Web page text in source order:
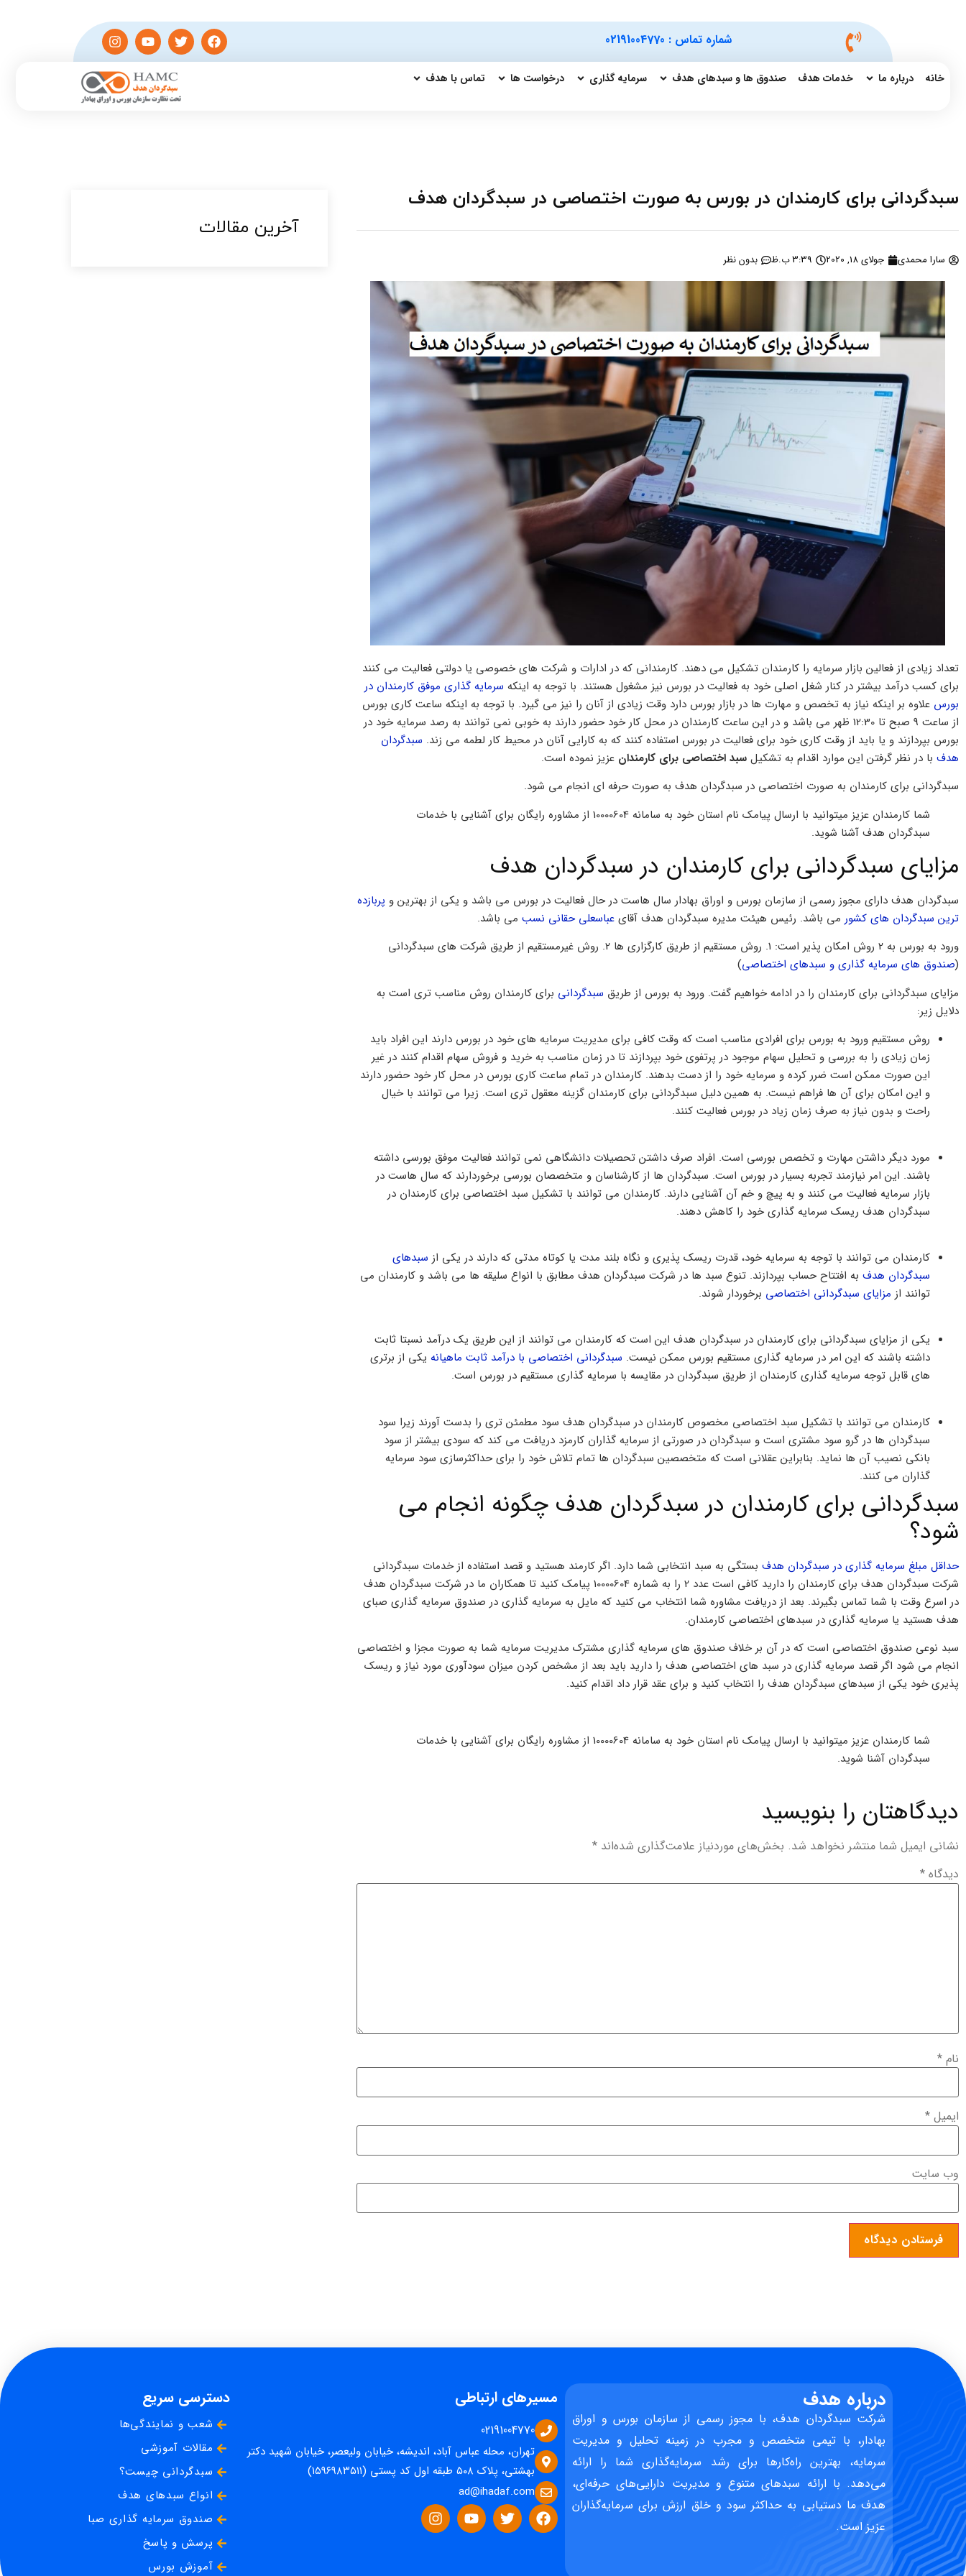
شماره تماس : 02191004770
خانه درباره ما خدمات هدف صندوق ها و سبدهای هدف سرمایه گذاری درخواست ها تماس با هدف
سبدگردانی برای کارمندان در بورس به صورت اختصاصی در سبدگردان هدف
سارا محمدی جولای 18, 2020 3:39 ب.ظ بدون نظر
تعداد زیادی از فعالین بازار سرمایه را کارمندان تشکیل می دهند. کارمندانی که در ادارات و شرکت های خصوصی یا دولتی فعالیت می کنند
برای کسب درآمد بیشتر در کنار شغل اصلی خود به فعالیت در بورس نیز مشغول هستند. با توجه به اینکه سرمایه گذاری موفق کارمندان در
بورس علاوه بر اینکه نیاز به تخصص و مهارت ها در بازار بورس دارد وقت زیادی از آنان را نیز می گیرد. با توجه به اینکه ساعت کاری بورس
از ساعت 9 صبح تا 12:30 ظهر می باشد و در این ساعت کارمندان در محل کار خود حضور دارند به خوبی نمی توانند به رصد سرمایه خود در
بورس بپردازند و یا باید از وقت کاری خود برای فعالیت در بورس استفاده کنند که به کارایی آنان در محیط کار لطمه می زند. سبدگردان
هدف با در نظر گرفتن این موارد اقدام به تشکیل سبد اختصاصی برای کارمندان عزیز نموده است.
سبدگردانی برای کارمندان به صورت اختصاصی در سبدگردان هدف به صورت حرفه ای انجام می شود.
شما کارمندان عزیز میتوانید با ارسال پیامک نام استان خود به سامانه 10000604 از مشاوره رایگان برای آشنایی با خدمات
سبدگردان هدف آشنا شوید.
مزایای سبدگردانی برای کارمندان در سبدگردان هدف
سبدگردان هدف دارای مجوز رسمی از سازمان بورس و اوراق بهادار سال هاست در حال فعالیت در بورس می باشد و یکی از بهترین و پربازده
ترین سبدگردان های کشور می باشد. رئیس هیئت مدیره سبدگردان هدف آقای عباسعلی حقانی نسب می باشد.
ورود به بورس به 2 روش امکان پذیر است: 1. روش مستقیم از طریق کارگزاری ها 2. روش غیرمستقیم از طریق شرکت های سبدگردانی
(صندوق های سرمایه گذاری و سبدهای اختصاصی)
مزایای سبدگردانی برای کارمندان را در ادامه خواهیم گفت. ورود به بورس از طریق سبدگردانی برای کارمندان روش مناسب تری است به
دلایل زیر:
روش مستقیم ورود به بورس برای افرادی مناسب است که وقت کافی برای مدیریت سرمایه های خود در بورس دارند این افراد باید
زمان زیادی را به بررسی و تحلیل سهام موجود در پرتفوی خود بپردازند تا در زمان مناسب به خرید و فروش سهام اقدام کنند در غیر
این صورت ممکن است ضرر کرده و سرمایه خود را از دست بدهند. کارمندان در تمام ساعت کاری بورس در محل کار خود حضور دارند
و این امکان برای آن ها فراهم نیست. به همین دلیل سبدگردانی برای کارمندان گزینه معقول تری است. زیرا می توانند با خیال
راحت و بدون نیاز به صرف زمان زیاد در بورس فعالیت کنند.
مورد دیگر داشتن مهارت و تخصص بورسی است. افراد صرف داشتن تحصیلات دانشگاهی نمی توانند فعالیت موفق بورسی داشته
باشند. این امر نیازمند تجربه بسیار در بورس است. سبدگردان ها از کارشناسان و متخصصان بورسی برخوردارند که سال هاست در
بازار سرمایه فعالیت می کنند و به پیچ و خم آن آشنایی دارند. کارمندان می توانند با تشکیل سبد اختصاصی برای کارمندان در
سبدگردان هدف ریسک سرمایه گذاری خود را کاهش دهند.
کارمندان می توانند با توجه به سرمایه خود، قدرت ریسک پذیری و نگاه بلند مدت یا کوتاه مدتی که دارند در یکی از سبدهای
سبدگردان هدف به افتتاح حساب بپردازند. تنوع سبد ها در شرکت سبدگردان هدف مطابق با انواع سلیقه ها می باشد و کارمندان می
توانند از مزایای سبدگردانی اختصاصی برخوردار شوند.
یکی از مزایای سبدگردانی برای کارمندان در سبدگردان هدف این است که کارمندان می توانند از این طریق یک درآمد نسبتا ثابت
داشته باشند که این امر در سرمایه گذاری مستقیم بورس ممکن نیست. سبدگردانی اختصاصی با درآمد ثابت ماهیانه یکی از برتری
های قابل توجه سرمایه گذاری کارمندان از طریق سبدگردان در مقایسه با سرمایه گذاری مستقیم در بورس است.
کارمندان می توانند با تشکیل سبد اختصاصی مخصوص کارمندان در سبدگردان هدف سود مطمئن تری را بدست آورند زیرا سود
سبدگردان ها در گرو سود مشتری است و سبدگردان در صورتی از سرمایه گذاران کارمزد دریافت می کند که سودی بیشتر از سود
بانکی نصیب آن ها نماید. بنابراین عقلانی است که متخصصین سبدگردان ها تمام تلاش خود را برای حداکثرسازی سود سرمایه
گذاران می کنند.
سبدگردانی برای کارمندان در سبدگردان هدف چگونه انجام می
شود؟
حداقل مبلغ سرمایه گذاری در سبدگردان هدف بستگی به سبد انتخابی شما دارد. اگر کارمند هستید و قصد استفاده از خدمات سبدگردانی
شرکت سبدگردان هدف برای کارمندان را دارید کافی است عدد 2 را به شماره 10000604 پیامک کنید تا همکاران ما در شرکت سبدگردان هدف
در اسرع وقت با شما تماس بگیرند. بعد از دریافت مشاوره شما انتخاب می کنید که مایل به سرمایه گذاری در صندوق سرمایه گذاری صبای
هدف هستید یا سرمایه گذاری در سبدهای اختصاصی کارمندان.
سبد نوعی صندوق اختصاصی است که در آن بر خلاف صندوق های سرمایه گذاری مشترک مدیریت سرمایه شما به صورت مجزا و اختصاصی
انجام می شود اگر قصد سرمایه گذاری در سبد های اختصاصی هدف را دارید باید بعد از مشخص کردن میزان سودآوری مورد نیاز و ریسک
پذیری خود یکی از سبدهای سبدگردان هدف را انتخاب کنید و برای عقد قرار داد اقدام کنید.
شما کارمندان عزیز میتوانید با ارسال پیامک نام استان خود به سامانه 10000604 از مشاوره رایگان برای آشنایی با خدمات
سبدگردان آشنا شوید.
دیدگاهتان را بنویسید
نشانی ایمیل شما منتشر نخواهد شد. بخش‌های موردنیاز علامت‌گذاری شده‌اند *
دیدگاه *
نام *
ایمیل *
وب‌ سایت
آخرین مقالات​
درباره هدف
شرکت سبدگردان هدف، با مجوز رسمی از سازمان بورس و اوراق
بهادار، با تیمی متخصص و مجرب در زمینه تحلیل و مدیریت
سرمایه، بهترین راه‌کارها برای رشد سرمایه‌گذاری شما را ارائه
می‌دهد. با ارائه سبدهای متنوع و مدیریت دارایی‌های حرفه‌ای،
هدف ما دستیابی به حداکثر سود و خلق ارزش برای سرمایه‌گذاران
عزیز است.
مسیرهای ارتباطی
02191004770
تهران، محله عباس آباد، اندیشه، خیابان ولیعصر، خیابان شهید دکتر
بهشتی، پلاک ۵۰۸ طبقه اول کد پستی (۱۵۹۶۹۸۳۵۱۱)
ad@ihadaf.com
دسترسی سریع
شعب و نمایندگی‌ها
مقالات آموزشی
سبدگردانی چیست؟
انواع سبدهای هدف
صندوق سرمایه گذاری صبا
پرسش و پاسخ
آموزش بورس